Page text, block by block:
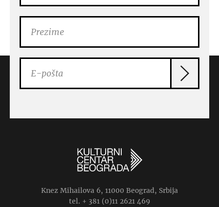
Knez Mihailova 6, 11000 Beograd, Srbija
tel. + 381 (0)11 2621 469